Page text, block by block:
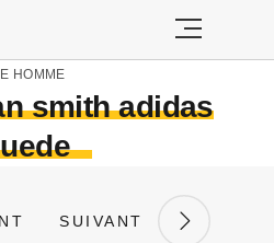
HOMME
smith adidas
SUIVANT